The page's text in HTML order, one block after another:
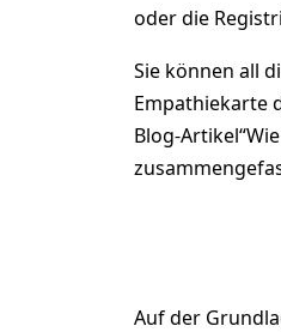
oder die
Sie können all
Empathiekarte
Blog-Artikel
Auf der